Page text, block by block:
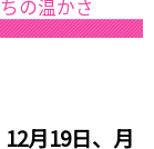
の温かさ
月19日、月